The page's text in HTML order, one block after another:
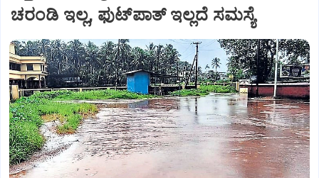
ಚರಂಡಿ ಇಲ್ಲ, ಫುಟ್‌ಪಾತ್‌ ಇಲ್ಲದೆ ಸಮಸ್ಯೆ